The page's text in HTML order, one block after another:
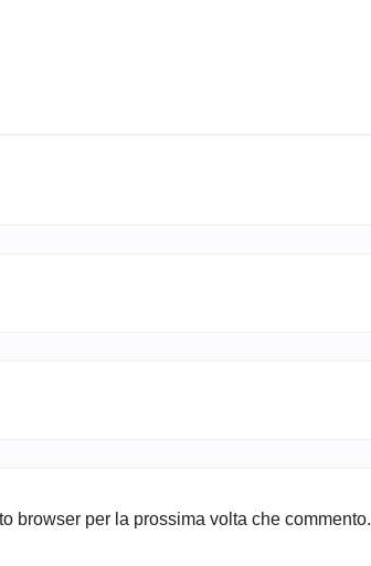
browser per la prossima volta che commento.